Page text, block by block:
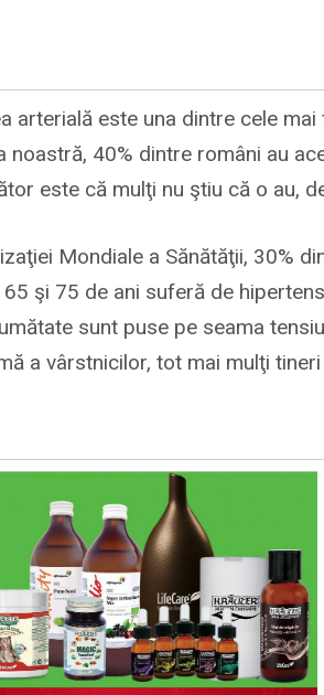
arterială este una dintre cele
noastră, 40% dintre români au
este că mulţi nu ştiu că o au,
Mondiale a Sănătăţii, 30%
şi 75 de ani suferă de
sunt puse pe seama
a vârstnicilor, tot mai mulţi